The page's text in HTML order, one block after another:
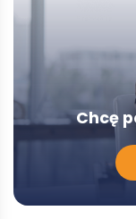
Chcę
porozmawiać
Doradcą